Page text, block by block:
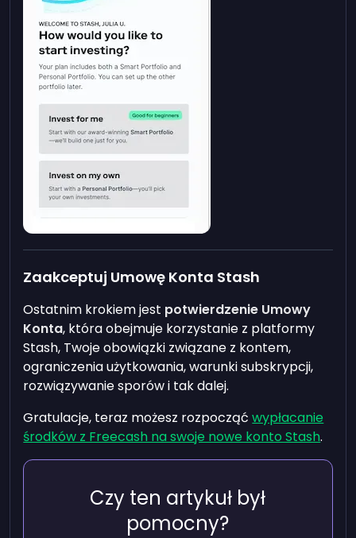
Zaakceptuj Umowę Konta Stash
Ostatnim krokiem jest potwierdzenie Umowy
Konta, która obejmuje korzystanie z platformy
Stash, Twoje obowiązki związane z kontem,
ograniczenia użytkowania, warunki subskrypcji,
rozwiązywanie sporów i tak dalej.
Gratulacje, teraz możesz rozpocząćwypłacanie
środków z Freecash na swoje nowe konto Stash.
Czy ten artykuł był
pomocny?